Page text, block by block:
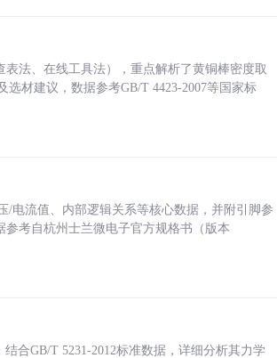
法、在线工具法），重点解析了黄铜棒密度取
选材建议，数据参考GB/T 4423-2007等国家标
/电流值、内部逻辑关系等核心数据，并附引脚参
考自杭州士兰微电子官方规格书（版本
合GB/T 5231-2012标准数据，详细分析其力学